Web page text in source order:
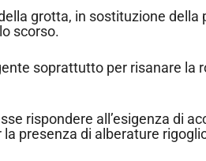
grotta, in sostituzione della
scorso.
soprattutto per risanare la
rispondere all’esigenza di
presenza di alberature